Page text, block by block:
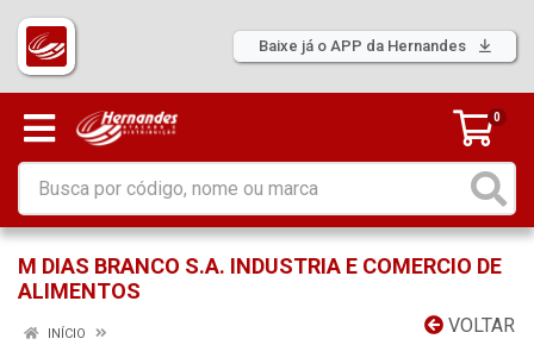
Baixe já o APP da Hernandes
0
M DIAS BRANCO S.A. INDUSTRIA E COMERCIO DE
ALIMENTOS
VOLTAR
INÍCIO